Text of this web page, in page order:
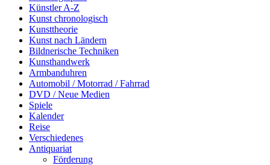
Künstler A-Z
Kunst chronologisch
Kunsttheorie
Kunst nach Ländern
Bildnerische Techniken
Kunsthandwerk
Armbanduhren
Automobil / Motorrad / Fahrrad
DVD / Neue Medien
Spiele
Kalender
Reise
Verschiedenes
Antiquariat
Förderung